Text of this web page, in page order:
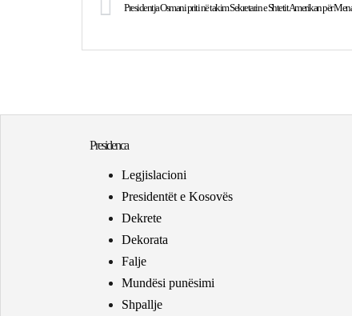
Presidentja Osmani priti në takim Sekretarin e Shtetit Amerikan për
Presidenca
Legjislacioni
Presidentët e Kosovës
Dekrete
Dekorata
Falje
Mundësi punësimi
Shpallje